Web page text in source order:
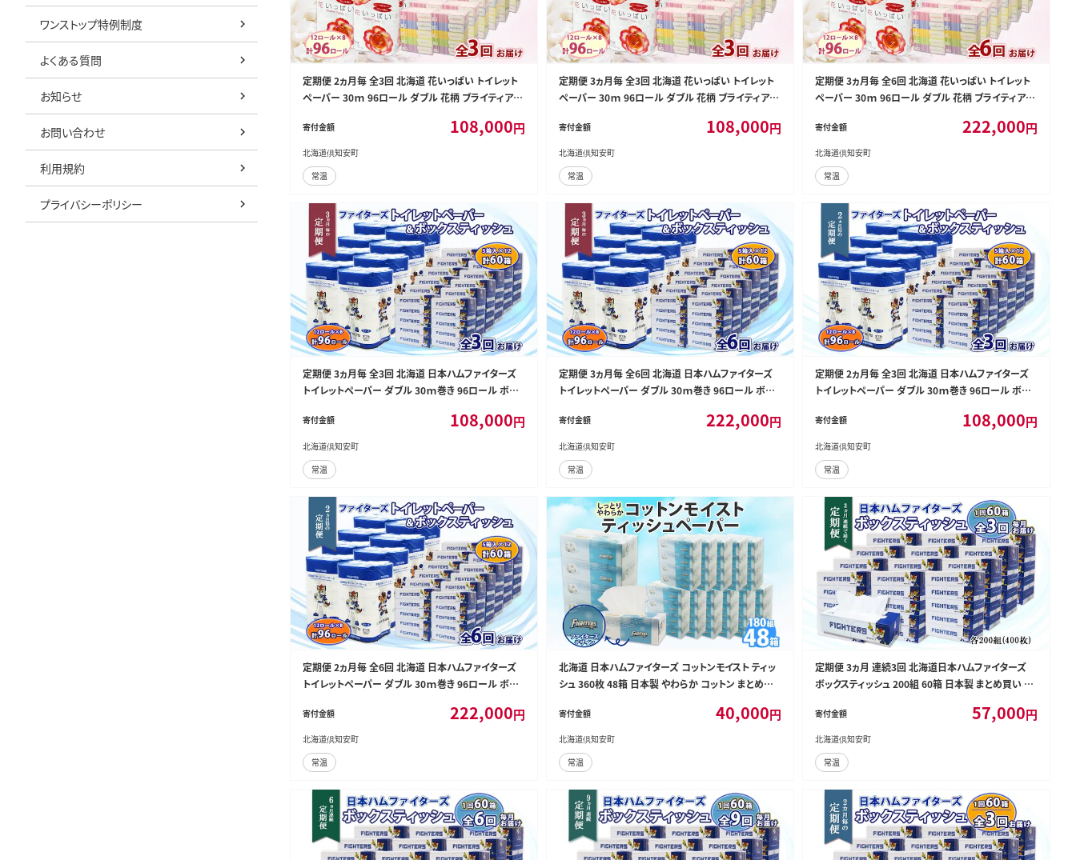
ワンストップ特例制度
よくある質問
お知らせ
お問い合わせ
利用規約
プライバシーポリシー
定期便 2ヵ月毎 全3回 北海道 花いっぱい トイレット
ペーパー 30ｍ 96ロール ダブル 花柄 ブライティアソ
買い 防災 常備品 消耗品 必需品 備蓄 送料無料 倶知
安町 日用品
寄付金額 108,000円
北海道倶知安町
常温
定期便 3ヵ月毎 全3回 北海道 花いっぱい トイレット
ペーパー 30ｍ 96ロール ダブル 花柄 ブライティアソ
買い 防災 常備品 消耗品 必需品 備蓄 送料無料 倶知
安町 日用品
寄付金額 108,000円
北海道倶知安町
常温
定期便 3ヵ月毎 全6回 北海道 花いっぱい トイレット
ペーパー 30ｍ 96ロール ダブル 花柄 ブライティアソ
買い 防災 常備品 消耗品 必需品 備蓄 送料無料 倶知
安町 日用品
寄付金額 222,000円
北海道倶知安町
常温
定期便 3ヵ月毎 全3回 北海道 日本ハムファイターズ
トイレットペーパー ダブル 30ｍ巻き 96ロール ボッ
サイクル 防災 常備 消耗品 備蓄 日ハム ファイターズ
倶知安町 日用品
寄付金額 108,000円
北海道倶知安町
常温
定期便 3ヵ月毎 全6回 北海道 日本ハムファイターズ
トイレットペーパー ダブル 30ｍ巻き 96ロール ボッ
サイクル 防災 常備 消耗品 備蓄 日ハム ファイターズ
倶知安町 日用品
寄付金額 222,000円
北海道倶知安町
常温
定期便 2ヵ月毎 全3回 北海道 日本ハムファイターズ
トイレットペーパー ダブル 30ｍ巻き 96ロール ボッ
サイクル 防災 常備 消耗品 備蓄 日ハム ファイターズ
倶知安町 日用品
寄付金額 108,000円
北海道倶知安町
常温
定期便 2ヵ月毎 全6回 北海道 日本ハムファイターズ
トイレットペーパー ダブル 30ｍ巻き 96ロール ボッ
サイクル 防災 常備 消耗品 備蓄 日ハム ファイターズ
倶知安町 日用品
寄付金額 222,000円
北海道倶知安町
常温
北海道 日本ハムファイターズ コットンモイスト ティッ
シュ 360枚 48箱 日本製 やわらか コットン まとめ買
活必需品 備蓄 北海道 倶知安町
寄付金額 40,000円
北海道倶知安町
常温
定期便 3ヵ月 連続3回 北海道日本ハムファイターズ
ボックスティッシュ 200組 60箱 日本製 まとめ買い リ
備蓄 ティッシュ ペーパー 日ハム ファイターズ 倶知安
町 リサイクルペーパー
寄付金額 57,000円
北海道倶知安町
常温